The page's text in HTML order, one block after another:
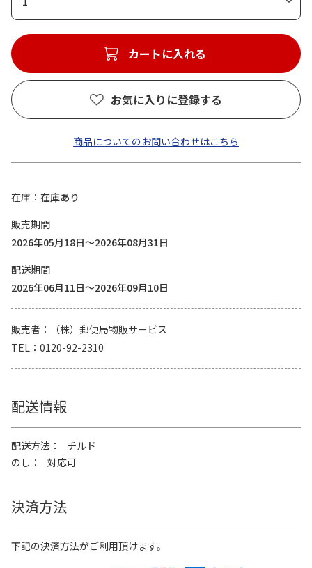
カートに入れる
お気に入りに登録する
商品についてのお問い合わせはこちら
在庫
在庫あり
販売期間
2026年05月18日～2026年08月31日
配送期間
2026年06月11日～2026年09月10日
販売者
（株）郵便局物販サービス
TEL
0120-92-2310
配送情報
配送方法
チルド
のし
対応可
決済方法
下記の決済方法がご利用頂けます。